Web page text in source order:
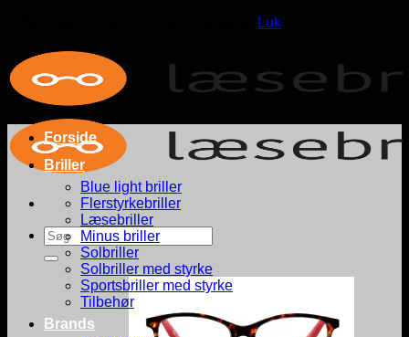
Luk
Fortsæt
til
indhold
Søg
efter:
Forside
Briller
Blue light briller
Flerstyrkebriller
Læsebriller
Minus briller
Solbriller
Solbriller med styrke
Sportsbriller med styrke
Tilbehør
Brands